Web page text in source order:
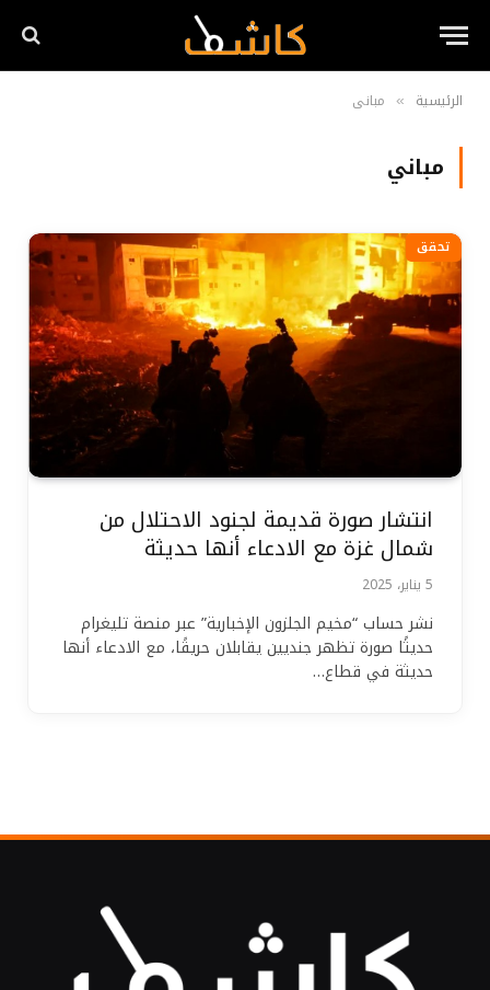
الرئيسية » مباني
مباني
تحقق
انتشار صورة قديمة لجنود الاحتلال من
شمال غزة مع الادعاء أنها حديثة
5 يناير، 2025
نشر حساب “مخيم الجلزون الإخبارية” عبر منصة تليغرام
حديثًا صورة تظهر جنديين يقابلان حريقًا، مع الادعاء أنها
حديثة في قطاع…